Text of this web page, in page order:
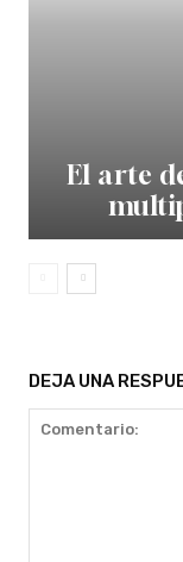
El arte
DEJA UNA